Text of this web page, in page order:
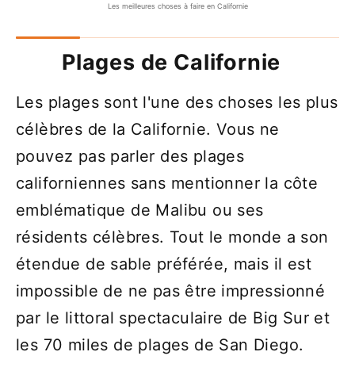
Les meilleures choses à faire en Californie
Plages de Californie
Les plages sont l'une des choses les plus
célèbres de la Californie. Vous ne
pouvez pas parler des plages
californiennes sans mentionner la côte
emblématique de Malibu ou ses
résidents célèbres. Tout le monde a son
étendue de sable préférée, mais il est
impossible de ne pas être impressionné
par le littoral spectaculaire de Big Sur et
les 70 miles de plages de San Diego.